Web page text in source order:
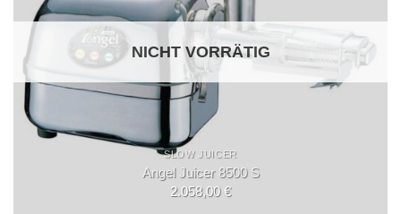
NICHT VORRÄTIG
SLOW JUICER
Angel Juicer 8500 S
2.058,00€